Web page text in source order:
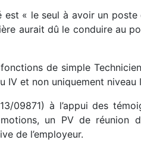
« le seul à avoir un poste
aurait dû le conduire au
de simple Technicien
IV et non uniquement niveau
09871) à l’appui des
un PV de réunion
de l’employeur.